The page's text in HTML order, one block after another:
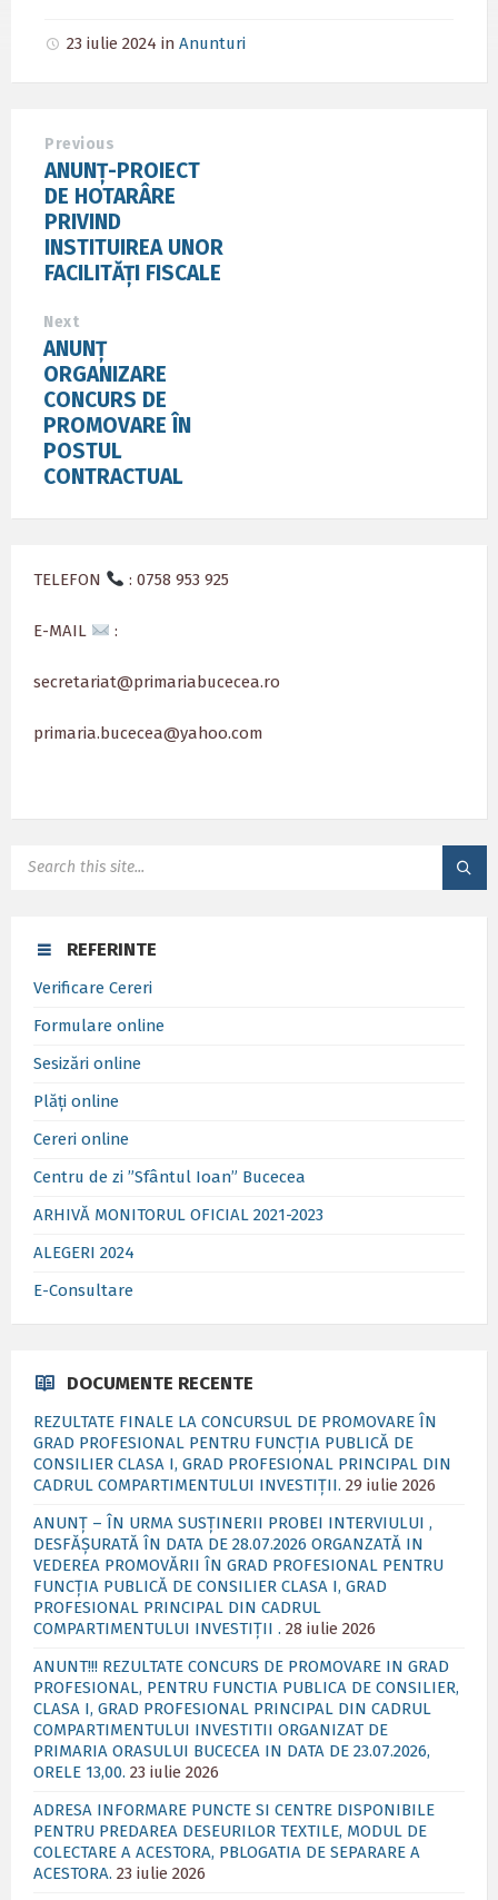
23 iulie 2024 in Anunturi
Previous
ANUNȚ-PROIECT
DE HOTARÂRE
PRIVIND
INSTITUIREA UNOR
FACILITĂȚI FISCALE
Next
ANUNȚ
ORGANIZARE
CONCURS DE
PROMOVARE ÎN
POSTUL
CONTRACTUAL
TELEFON : 0758 953 925
E-MAIL :
secretariat@primariabucecea.ro
primaria.bucecea@yahoo.com
REFERINTE
Verificare Cereri
Formulare online
Sesizări online
Plăți online
Cereri online
Centru de zi ”Sfântul Ioan” Bucecea
ARHIVĂ MONITORUL OFICIAL 2021-2023
ALEGERI 2024
E-Consultare
DOCUMENTE RECENTE
REZULTATE FINALE LA CONCURSUL DE PROMOVARE ÎN
GRAD PROFESIONAL PENTRU FUNCȚIA PUBLICĂ DE
CONSILIER CLASA I, GRAD PROFESIONAL PRINCIPAL DIN
CADRUL COMPARTIMENTULUI INVESTIȚII. 29 iulie 2026
ANUNȚ – ÎN URMA SUSȚINERII PROBEI INTERVIULUI ,
DESFĂȘURATĂ ÎN DATA DE 28.07.2026 ORGANZATĂ IN
VEDEREA PROMOVĂRII ÎN GRAD PROFESIONAL PENTRU
FUNCȚIA PUBLICĂ DE CONSILIER CLASA I, GRAD
PROFESIONAL PRINCIPAL DIN CADRUL
COMPARTIMENTULUI INVESTIȚII . 28 iulie 2026
ANUNT!!! REZULTATE CONCURS DE PROMOVARE IN GRAD
PROFESIONAL, PENTRU FUNCTIA PUBLICA DE CONSILIER,
CLASA I, GRAD PROFESIONAL PRINCIPAL DIN CADRUL
COMPARTIMENTULUI INVESTITII ORGANIZAT DE
PRIMARIA ORASULUI BUCECEA IN DATA DE 23.07.2026,
ORELE 13,00. 23 iulie 2026
ADRESA INFORMARE PUNCTE SI CENTRE DISPONIBILE
PENTRU PREDAREA DESEURILOR TEXTILE, MODUL DE
COLECTARE A ACESTORA, PBLOGATIA DE SEPARARE A
ACESTORA. 23 iulie 2026